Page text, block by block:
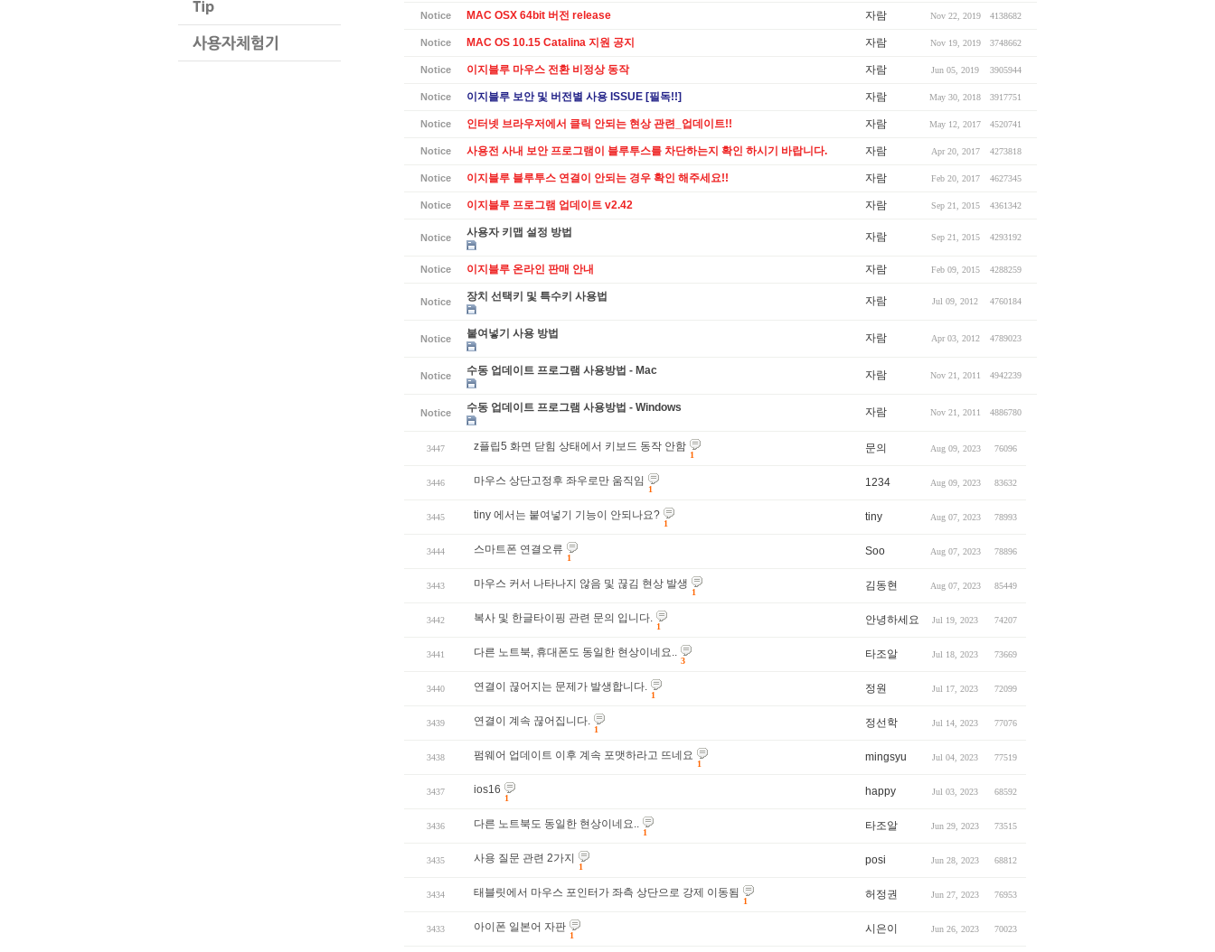
Notice MAC OSX 64bit 버전 release 자람 Nov 22, 2019 4138682
Notice MAC OS 10.15 Catalina 지원 공지 자람 Nov 19, 2019 3748662
Notice 이지블루 마우스 전환 비정상 동작 자람 Jun 05, 2019 3905944
Notice 이지블루 보안 및 버전별 사용 ISSUE [필독!!] 자람 May 30, 2018 3917751
Notice 인터넷 브라우저에서 클릭 안되는 현상 관련_업데이트!! 자람 May 12, 2017 4520741
Notice 사용전 사내 보안 프로그램이 블루투스를 차단하는지 확인 하시기 바랍니다. 자람 Apr 20, 2017 4273818
Notice 이지블루 블루투스 연결이 안되는 경우 확인 해주세요!! 자람 Feb 20, 2017 4627345
Notice 이지블루 프로그램 업데이트 v2.42 자람 Sep 21, 2015 4361342
Notice 사용자 키맵 설정 방법 자람 Sep 21, 2015 4293192
Notice 이지블루 온라인 판매 안내 자람 Feb 09, 2015 4288259
Notice 장치 선택키 및 특수키 사용법 자람 Jul 09, 2012 4760184
Notice 붙여넣기 사용 방법 자람 Apr 03, 2012 4789023
Notice 수동 업데이트 프로그램 사용방법 - Mac 자람 Nov 21, 2011 4942239
Notice 수동 업데이트 프로그램 사용방법 - Windows 자람 Nov 21, 2011 4886780
3447 z플립5 화면 닫힘 상태에서 키보드 동작 안함
1
문의 Aug 09, 2023 76096
3446 마우스 상단고정후 좌우로만 움직임
1
1234 Aug 09, 2023 83632
3445 tiny 에서는 붙여넣기 기능이 안되나요?
1
tiny Aug 07, 2023 78993
3444 스마트폰 연결오류
1
Soo Aug 07, 2023 78896
3443 마우스 커서 나타나지 않음 및 끊김 현상 발생
1
김동현 Aug 07, 2023 85449
3442 복사 및 한글타이핑 관련 문의 입니다.
1
안녕하세요 Jul 19, 2023 74207
3441 다른 노트북, 휴대폰도 동일한 현상이네요..
3
타조알 Jul 18, 2023 73669
3440 연결이 끊어지는 문제가 발생합니다.
1
정원 Jul 17, 2023 72099
3439 연결이 계속 끊어집니다.
1
정선학 Jul 14, 2023 77076
3438 펌웨어 업데이트 이후 계속 포맷하라고 뜨네요
1
mingsyu Jul 04, 2023 77519
3437 ios16
1
happy Jul 03, 2023 68592
3436 다른 노트북도 동일한 현상이네요..
1
타조알 Jun 29, 2023 73515
3435 사용 질문 관련 2가지
1
posi Jun 28, 2023 68812
3434 태블릿에서 마우스 포인터가 좌측 상단으로 강제 이동됨
1
허정권 Jun 27, 2023 76953
3433 아이폰 일본어 자판
1
시은이 Jun 26, 2023 70023